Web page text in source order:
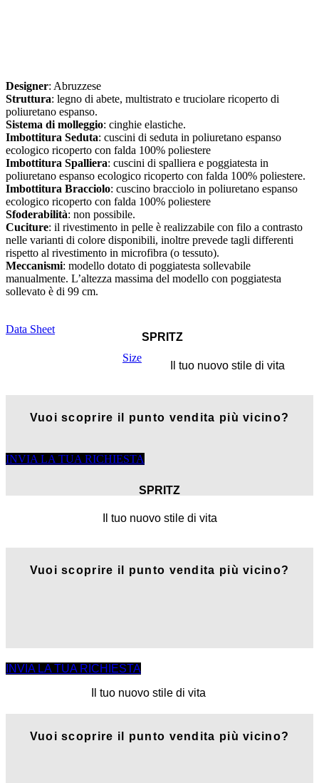
Designer: Abruzzese
Struttura: legno di abete, multistrato e truciolare ricoperto di
poliuretano espanso.
Sistema di molleggio: cinghie elastiche.
Imbottitura Seduta: cuscini di seduta in poliuretano espanso
ecologico ricoperto con falda 100% poliestere
Imbottitura Spalliera: cuscini di spalliera e poggiatesta in
poliuretano espanso ecologico ricoperto con falda 100% poliestere.
Imbottitura Bracciolo: cuscino bracciolo in poliuretano espanso
ecologico ricoperto con falda 100% poliestere
Sfoderabilità: non possibile.
Cuciture: il rivestimento in pelle è realizzabile con filo a contrasto
nelle varianti di colore disponibili, inoltre prevede tagli differenti
rispetto al rivestimento in microfibra (o tessuto).
Meccanismi: modello dotato di poggiatesta sollevabile
manualmente. L’altezza massima del modello con poggiatesta
sollevato è di 99 cm.
Data Sheet
Size
SPRITZ
Il tuo nuovo stile di vita
Vuoi scoprire il punto vendita più vicino?
INVIA LA TUA RICHIESTA
SPRITZ
Il tuo nuovo stile di vita
Vuoi scoprire il punto vendita più vicino?
INVIA LA TUA RICHIESTA
Il tuo nuovo stile di vita
Vuoi scoprire il punto vendita più vicino?